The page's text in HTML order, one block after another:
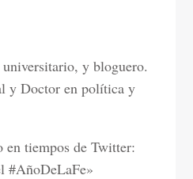
y bloguero.
y Doctor en política y
tiempos de Twitter:
#AñoDeLaFe»